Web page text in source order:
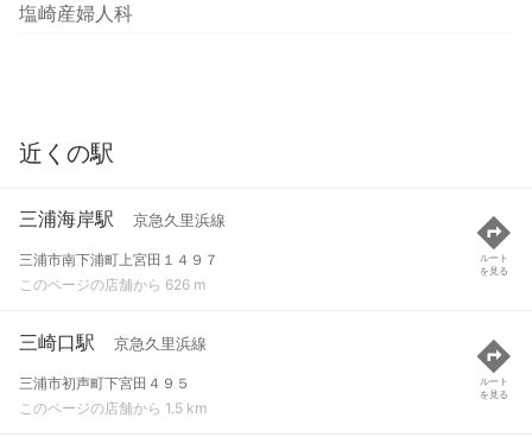
塩崎産婦人科
近くの駅
三浦海岸駅 京急久里浜線
三浦市南下浦町上宮田１４９７
このページの店舗から 626 m
ルート
を見る
三崎口駅 京急久里浜線
三浦市初声町下宮田４９５
このページの店舗から 1.5 km
ルート
を見る